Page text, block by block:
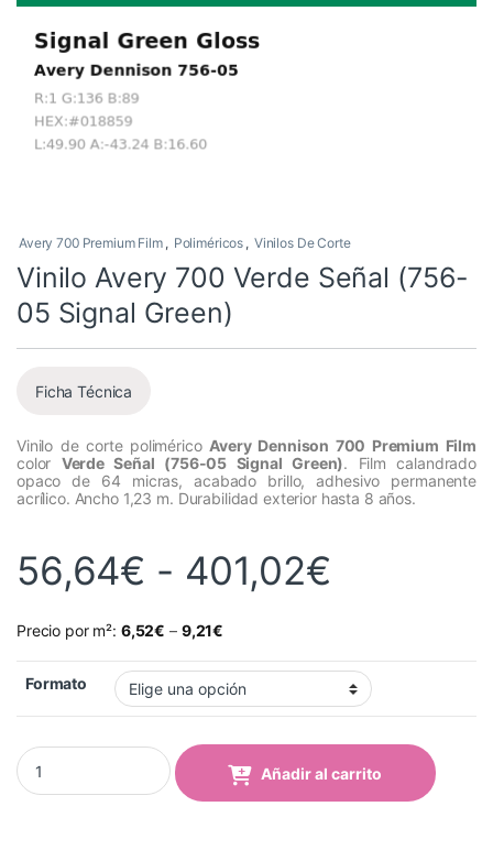
Avery 700 Premium Film , Poliméricos , Vinilos De Corte
Vinilo Avery 700 Verde Señal (756-
05 Signal Green)
Ficha Técnica
Vinilo de corte polimérico Avery Dennison 700 Premium Film
color Verde Señal (756-05 Signal Green). Film calandrado
opaco de 64 micras, acabado brillo, adhesivo permanente
acrílico. Ancho 1,23 m. Durabilidad exterior hasta 8 años.
56,64€ - 401,02€
Precio por m²: 6,52€ – 9,21€
Formato
Vinilo Avery 700 Verde Señal (756-05 Signal Green) quantity
Añadir al carrito